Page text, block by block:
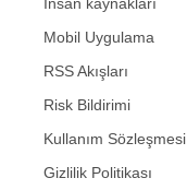
Mobil Uygulama
RSS Akışları
Risk Bildirimi
Kullanım Sözleşmesi
Gizlilik Politikası